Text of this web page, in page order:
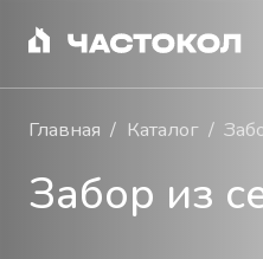
Главная Каталог
Забор из